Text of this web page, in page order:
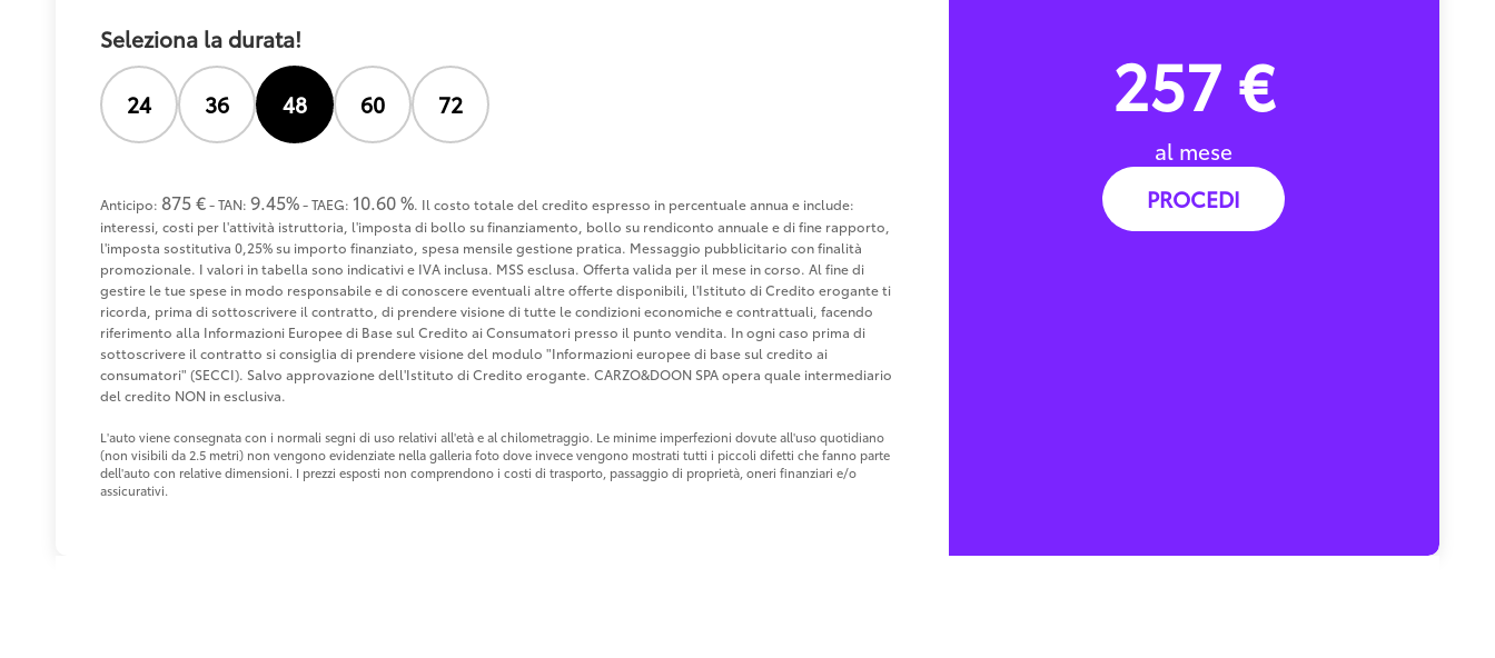
Seleziona la durata!
24 36 48 60 72
Anticipo: 875 €- TAN: 9.45%- TAEG: 10.60 %. Il costo totale del credito espresso in percentuale annua e include:
interessi, costi per l'attività istruttoria, l'imposta di bollo su finanziamento, bollo su rendiconto annuale e di fine rapporto,
l'imposta sostitutiva 0,25% su importo finanziato, spesa mensile gestione pratica. Messaggio pubblicitario con finalità
promozionale. I valori in tabella sono indicativi e IVA inclusa. MSS esclusa. Offerta valida per il mese in corso. Al fine di
gestire le tue spese in modo responsabile e di conoscere eventuali altre offerte disponibili, l'Istituto di Credito erogante ti
ricorda, prima di sottoscrivere il contratto, di prendere visione di tutte le condizioni economiche e contrattuali, facendo
riferimento alla Informazioni Europee di Base sul Credito ai Consumatori presso il punto vendita. In ogni caso prima di
sottoscrivere il contratto si consiglia di prendere visione del modulo "Informazioni europee di base sul credito ai
consumatori" (SECCI). Salvo approvazione dell'Istituto di Credito erogante. CARZO&DOON SPA opera quale intermediario
del credito NON in esclusiva.
L'auto viene consegnata con i normali segni di uso relativi all'età e al chilometraggio. Le minime imperfezioni dovute all'uso quotidiano
(non visibili da 2.5 metri) non vengono evidenziate nella galleria foto dove invece vengono mostrati tutti i piccoli difetti che fanno parte
dell'auto con relative dimensioni. I prezzi esposti non comprendono i costi di trasporto, passaggio di proprietà, oneri finanziari e/o
assicurativi.
257 €
al mese
PROCEDI